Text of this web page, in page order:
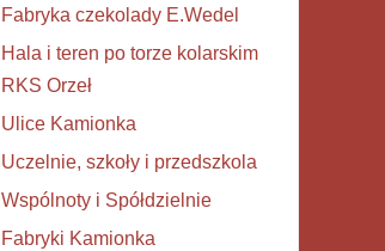
Fabryka czekolady E.Wedel
Hala i teren po torze kolarskim
RKS Orzeł
Ulice Kamionka
Uczelnie, szkoły i przedszkola
Wspólnoty i Spółdzielnie
Fabryki Kamionka